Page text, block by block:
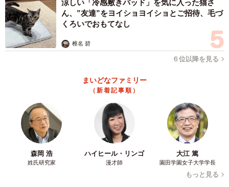
涼しい「冷感敷きパッド」を気に入った猫さ
ん、”友達”をヨイショヨイショとご招待、毛づ
くろいでおもてなし
椎名 碧
６位以降を見る
まいどなファミリー
（新着記事順）
森岡 浩
姓氏研究家
ハイヒール・リンゴ
漫才師
大江 篤
園田学園女子大学学長
もっと見る